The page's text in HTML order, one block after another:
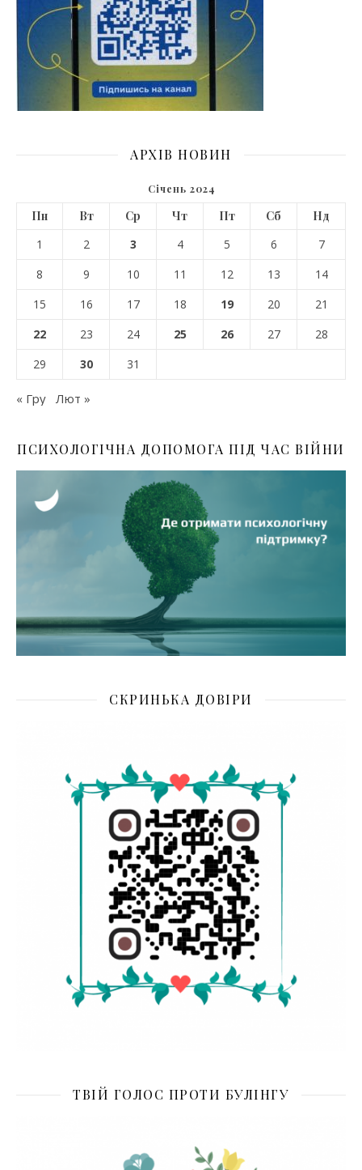
АРХІВ НОВИН
Січень 2024
Пн Вт Ср Чт Пт Сб
Нд
1
2 3 4 5 6
7
8
9 10 11 12 13
14
15
16 17 18 19 20
21
22
23 24 25 26 27
28
29
30 31
« Гру Лют »
ПСИХОЛОГІЧНА ДОПОМОГА ПІД ЧАС ВІЙНИ
СКРИНЬКА ДОВІРИ
ТВІЙ ГОЛОС ПРОТИ БУЛІНГУ